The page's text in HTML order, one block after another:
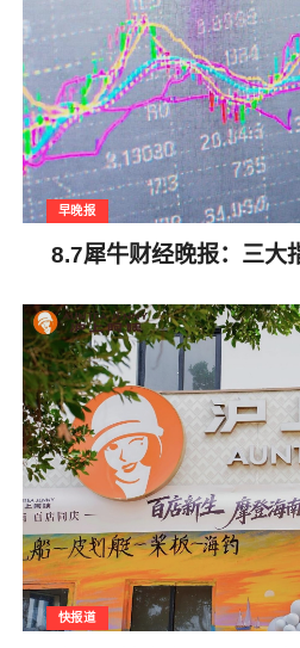
早晚报
8.7犀牛财经晚报：三大
快报道